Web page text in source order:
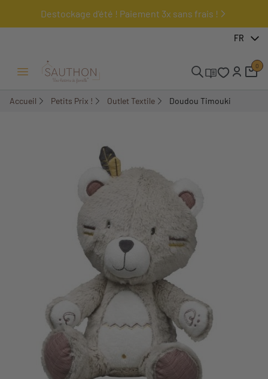
Destockage d'été ! Paiement 3x sans frais !
FR
Ouvrir/Fermer menu
0
Accueil Petits Prix ! Outlet Textile Doudou Timouki